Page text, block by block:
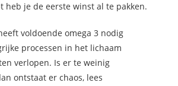
heb je de eerste winst al te pakken.
voldoende omega 3 nodig
processen in het lichaam
verlopen. Is er te weinig
ontstaat er chaos, lees